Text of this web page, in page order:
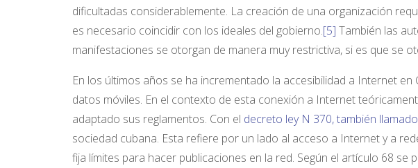
dificultadas considerablemente. La creación de una organización
es necesario coincidir con los ideales del gobierno.[5] También las
manifestaciones se otorgan de manera muy restrictiva, si es que se
En los últimos años se ha incrementado la accesibilidad a Internet
datos móviles. En el contexto de esta conexión a Internet
adaptado sus reglamentos. Con el decreto ley N 370, también
sociedad cubana. Esta refiere por un lado al acceso a Internet y a
fija límites para hacer publicaciones en la red. Según el artículo 68